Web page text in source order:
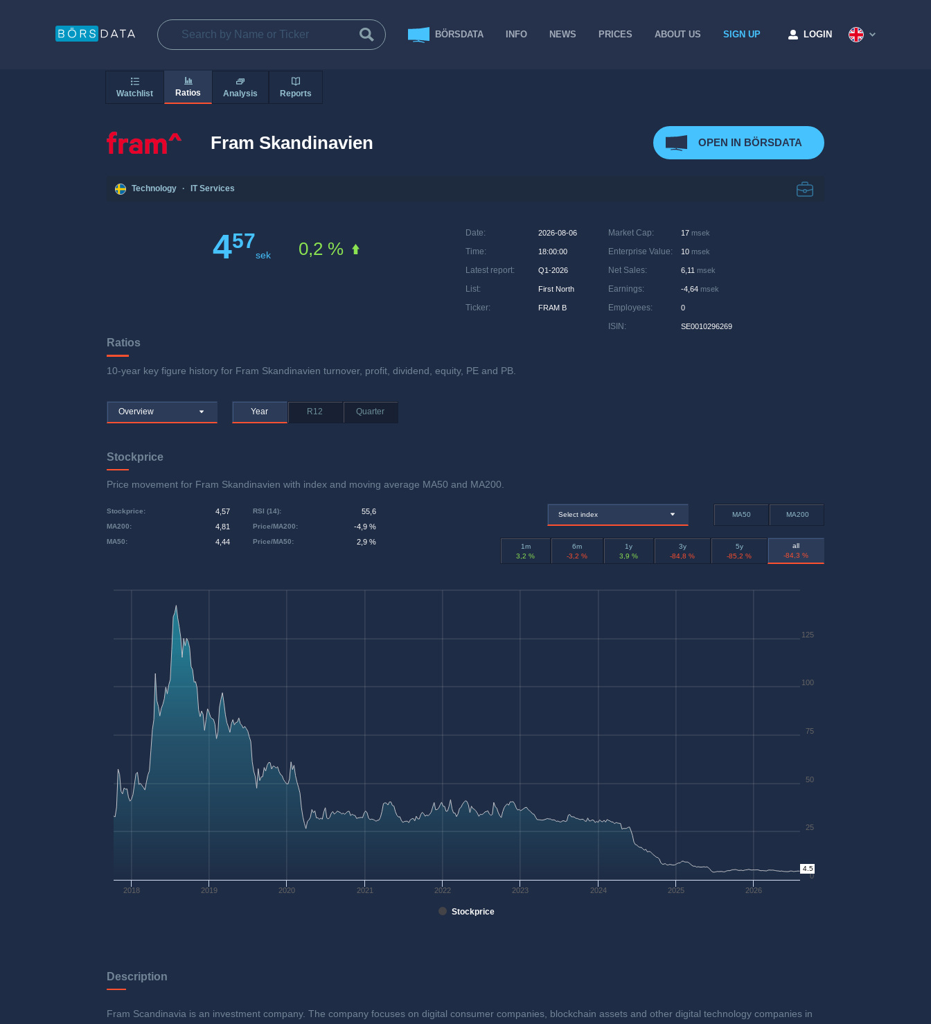
BÖRSDATA INFO NEWS PRICES ABOUT US SIGN UP LOGIN
Watchlist Ratios Analysis Reports
Fram Skandinavien OPEN IN BÖRSDATA
Technology · IT Services
457
sek 0,2 %
Date: 2026-08-06
Time: 18:00:00
Latest report: Q1-2026
List: First North
Ticker: FRAM B
Market Cap: 17 msek
Enterprise Value: 10 msek
Net Sales: 6,11 msek
Earnings: -4,64 msek
Employees: 0
ISIN : SE0010296269
Ratios
10-year key figure history for Fram Skandinavien turnover, profit, dividend, equity, PE and PB.
Overview Year R12 Quarter
Stockprice
Price movement for Fram Skandinavien with index and moving average MA50 and MA200.
Stockprice: 4,57
MA50: 4,44
MA200: 4,81 Price/MA200: -4,9 %
RSI (14): 55,6
Price/MA50: 2,9 %
Select index MA50 MA200
1m
3,2 %
6m
-3,2 %
1y
3,9 %
3y
-84,8 %
5y
-85,2 %
all
-84,3 %
Stockprice
2018 2019 2020 2021 2022 2023 2024 2025 2026
0
25
50
75
100
125
4.5
Description
Fram Scandinavia is an investment company. The company focuses on digital consumer companies, blockchain assets and other digital technology companies in